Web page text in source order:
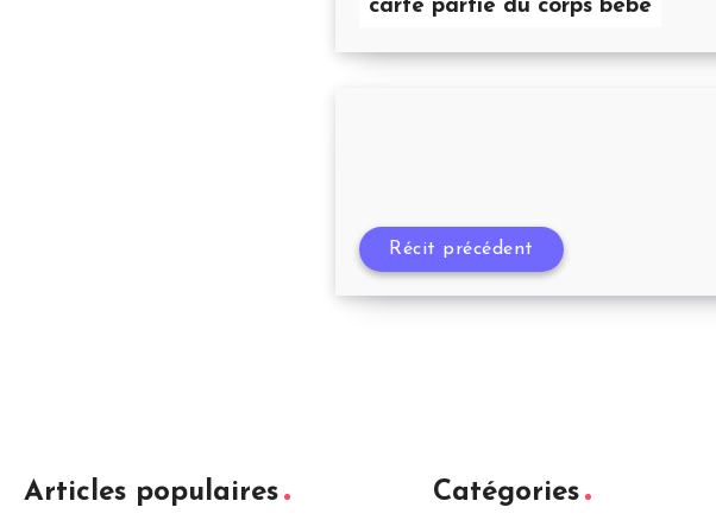
carte partie du corps bébé
Récit précédent
Articles populaires Catégories